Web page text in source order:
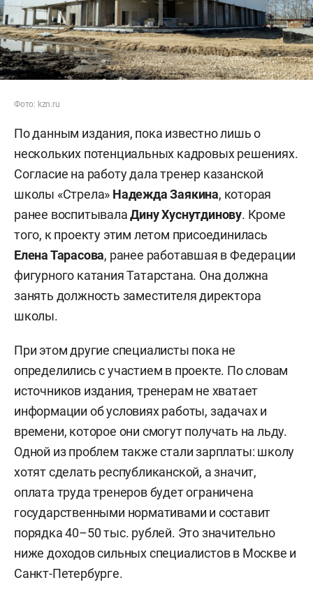
Фото: kzn.ru
По данным издания, пока известно лишь о
нескольких потенциальных кадровых решениях.
Согласие на работу дала тренер казанской
школы «Стрела» Надежда Заякина, которая
ранее воспитывалаДину Хуснутдинову. Кроме
того, к проекту этим летом присоединилась
Елена Тарасова, ранее работавшая в Федерации
фигурного катания Татарстана. Она должна
занять должность заместителя директора
школы.
При этом другие специалисты пока не
определились с участием в проекте. По словам
источников издания, тренерам не хватает
информации об условиях работы, задачах и
времени, которое они смогут получать на льду.
Одной из проблем также стали зарплаты: школу
хотят сделать республиканской, а значит,
оплата труда тренеров будет ограничена
государственными нормативами и составит
порядка 40–50 тыс. рублей. Это значительно
ниже доходов сильных специалистов в Москве и
Санкт-Петербурге.